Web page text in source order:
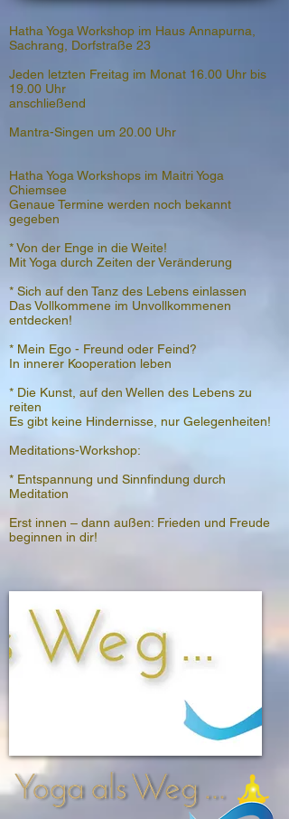
Hatha Yoga Workshop im Haus Annapurna,
Sachrang, Dorfstraße 23
Jeden letzten Freitag im Monat 16.00 Uhr bis
19.00 Uhr
anschließend
Mantra-Singen um 20.00 Uhr
Hatha Yoga Workshops im Maitri Yoga
Chiemsee
Genaue Termine werden noch bekannt
gegeben
* Von der Enge in die Weite!
Mit Yoga durch Zeiten der Veränderung
* Sich auf den Tanz des Lebens einlassen
Das Vollkommene im Unvollkommenen
entdecken!
* Mein Ego - Freund oder Feind?
In innerer Kooperation leben
* Die Kunst, auf den Wellen des Lebens zu
reiten
Es gibt keine Hindernisse, nur Gelegenheiten!
Meditations-Workshop:
* Entspannung und Sinnfindung durch
Meditation
Erst innen – dann außen: Frieden und Freude
beginnen in dir!